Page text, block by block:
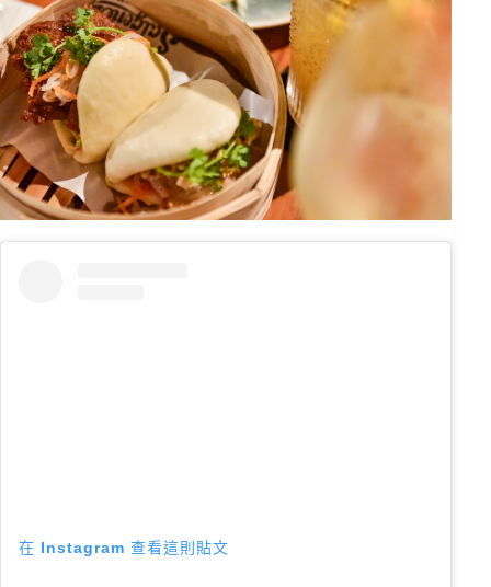
在 Instagram 查看這則貼文